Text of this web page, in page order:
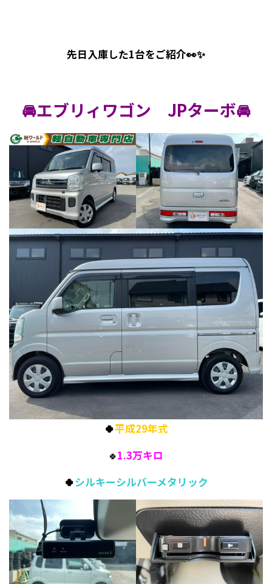
先日入庫した1台をご紹介👀✨
🚘エブリィワゴン JPターボ🚘
🍀平成29年式
🍀1.3万キロ
🍀シルキーシルバーメタリック